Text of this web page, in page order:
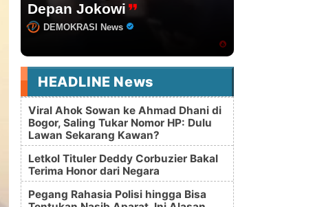
Depan Jokowi
DEMOKRASI News
HEADLINE News
Viral Ahok Sowan ke Ahmad Dhani di
Bogor, Saling Tukar Nomor HP: Dulu
Lawan Sekarang Kawan?
Letkol Tituler Deddy Corbuzier Bakal
Terima Honor dari Negara
Pegang Rahasia Polisi hingga Bisa